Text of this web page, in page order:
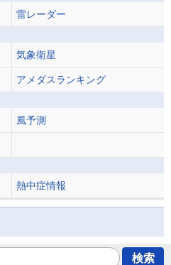
雷レーダー
気象衛星
アメダスランキング
風予測
熱中症情報
検索